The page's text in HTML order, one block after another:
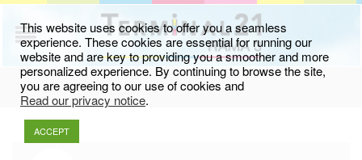
This website uses cookies to offer you a seamless
experience. These cookies are essential for running our
website and are key to providing you a smoother and more
personalized experience. By continuing to browse the site,
you are agreeing to our use of cookies and
Read our privacy notice.
ACCEPT